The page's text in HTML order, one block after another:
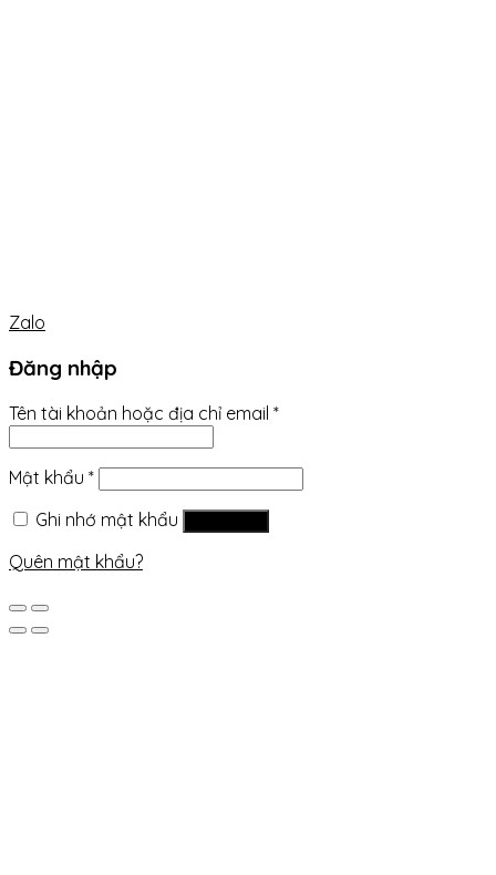
Zalo
Đăng nhập
Tên tài khoản hoặc địa chỉ email *
Mật khẩu *
Ghi nhớ mật khẩu
Quên mật khẩu?